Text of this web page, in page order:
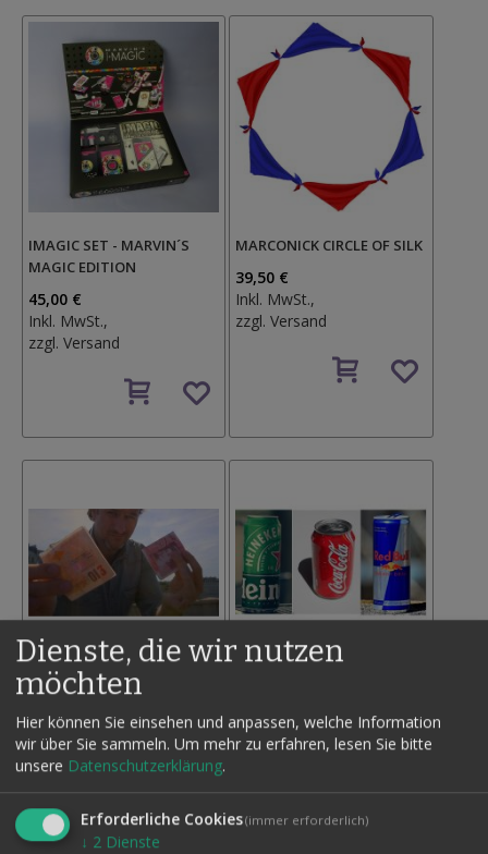
IMAGIC SET - MARVIN´S
MAGIC EDITION
45,00 €
Inkl. MwSt.,
zzgl. Versand
den
MARCONICK CIRCLE OF SILK
39,50 €
Inkl. MwSt.,
zzgl.Versand
den
SPLIT BY YVES DOUMERGUE
45,00 €
Inkl. MwSt.,
zzgl. Versand
Auf
den
58,00 €
zzgl.Versand
Dienste, die wir nutzen
möchten
Hier können Sie einsehen und anpassen, welche Information
wir über Sie sammeln. Um mehr zu erfahren, lesen Sie bitte
unsere Datenschutzerklärung.
Erforderliche Cookies(immer erforderlich)
↓ 2 Dienste